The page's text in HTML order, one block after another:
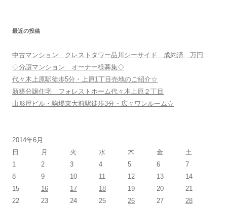
最近の投稿
中古マンション クレストタワー品川シーサイド 成約済 万円
◇分譲マンション オーナー様募集◇
代々木上原駅徒歩5分・上原1丁目売地のご紹介☆
新築分譲住宅 フォレストホーム代々木上原２丁目
山形屋ビル・駒場東大前駅徒歩3分・広々ワンルーム☆
2014年6月
日
月 火 水 木 金
土
1
2 3 4 5 6
7
8
9 10 11 12 13
14
15
16 17 18 19 20
21
22
23 24 25 26 27
28